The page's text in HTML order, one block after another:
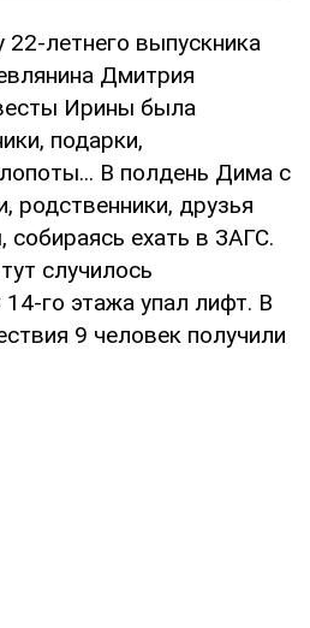
22-летнего выпускника
Дмитрия
Ирины была
подарки,
В полдень Дима с
родственники, друзья
ехать в ЗАГС.
случилось
го этажа упал лифт. В
9 человек получили